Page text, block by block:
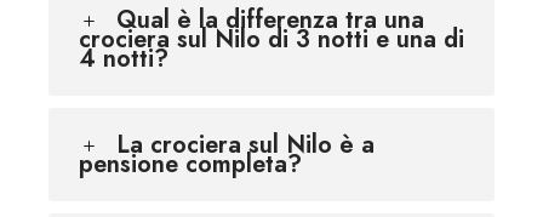
Qual è la differenza tra una
crociera sul Nilo di 3 notti e una di
4 notti?
La crociera sul Nilo è a
pensione completa?